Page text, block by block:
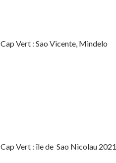
Cap Vert : Sao Vicente, Mindelo
Cap Vert : île de Sao Nicolau 2021